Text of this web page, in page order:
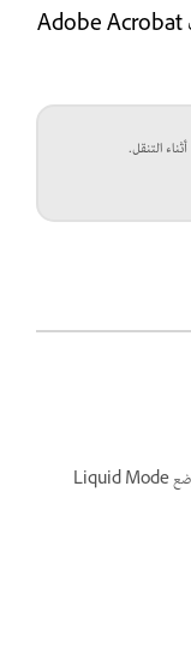
تعرف على متطلبات النظام والجهاز لاستخدام ميزات Adobe Acrobat